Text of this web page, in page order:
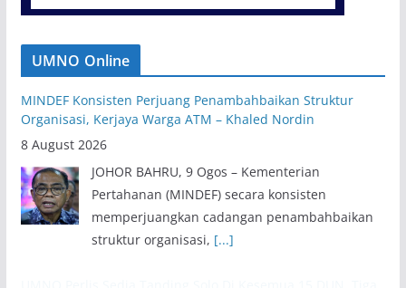
UMNO Online
MINDEF Konsisten Perjuang Penambahbaikan Struktur
Organisasi, Kerjaya Warga ATM – Khaled Nordin
8 August 2026
JOHOR BAHRU, 9 Ogos – Kementerian
Pertahanan (MINDEF) secara konsisten
memperjuangkan cadangan penambahbaikan
struktur organisasi, [...]